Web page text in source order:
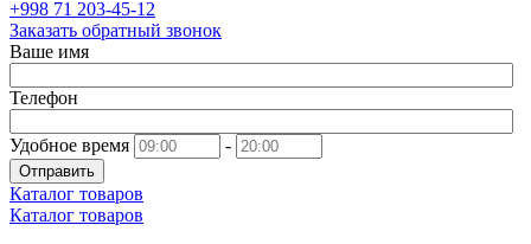
+998 71 203-45-12
Заказать обратный звонок
Ваше имя
Телефон
Удобное время -
Отправить
Каталог товаров
Каталог товаров